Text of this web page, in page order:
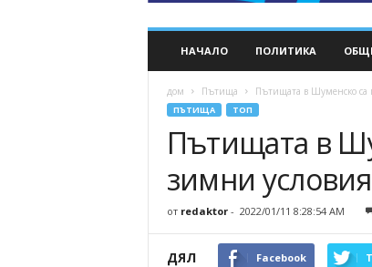
НАЧАЛО ПОЛИТИКА
дом Пътища Пътищата в Шуменско
ПЪТИЩА ТОП
Пътищата в
зимни условия
от redaktor- 2022/01/11 8:28:54 AM
ДЯЛ Facebook